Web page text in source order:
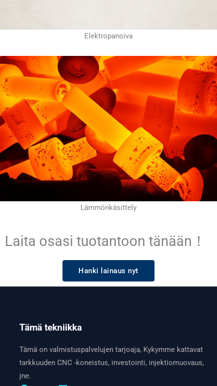
Elektropanoiva
Lämmönkäsittely
Laita osasi tuotantoon tänään！
Hanki lainaus nyt
Tämä tekniikka
Tämä on valmistuspalvelujen tarjoaja, Kykymme kattavat
tarkkuuden CNC -koneistus, investointi, injektiomuovaus,
jne.